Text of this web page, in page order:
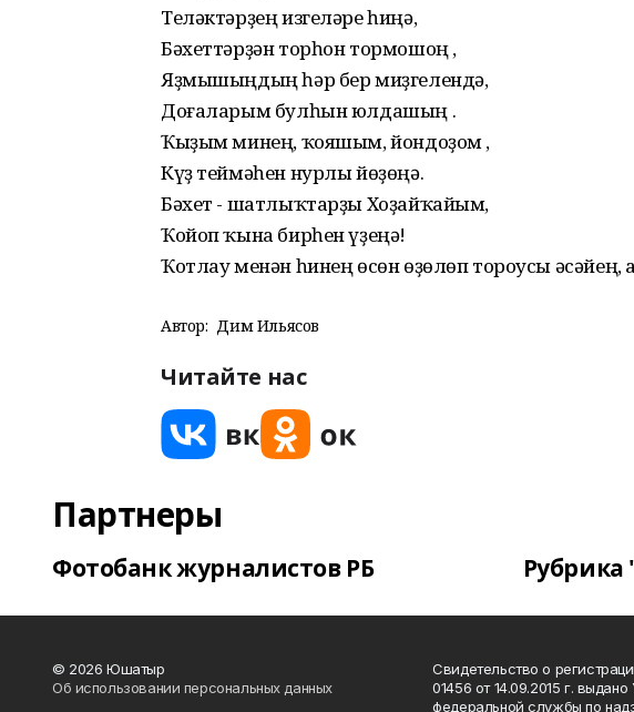
Теләктәрҙең изгеләре һиңә,
Бәхеттәрҙән торһон тормошоң ,
Яҙмышыңдың һәр бер миҙгелендә,
Доғаларым булһын юлдашың .
Ҡыҙым минең, ҡояшым, йондоҙом ,
Күҙ теймәһен нурлы йөҙөңә.
Бәхет - шатлыҡтарҙы Хоҙайҡайым,
Ҡойоп ҡына бирһен үҙеңә!
Ҡотлау менән һинең өсөн өҙөлөп тороусы
Автор: Дим Ильясов
Читайте нас
Партнеры
Фотобанк журналистов РБ
© 2026 Юшатыр
Об использовании персональных данных
Свидетельство о
01456 от 14.09.2015 г.
федеральной службы по